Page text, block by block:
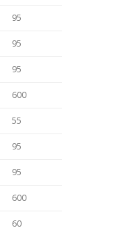
95
95
95
600
55
95
95
600
60